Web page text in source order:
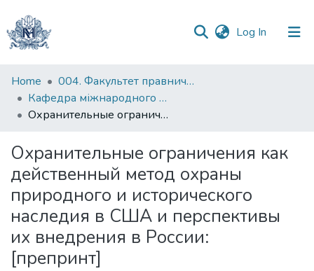
Log In (current)
Communities
&
Collections
Statistics
Home
004. Факультет правничих наук
Кафедра міжнародного та європейського права
Охранительные ограничения как действенный метод охраны природного и исторического наследия в США и перспективы их внедрения в России: [препринт]
Охранительные ограничения как
действенный метод охраны
природного и исторического
наследия в США и перспективы
их внедрения в России:
[препринт]